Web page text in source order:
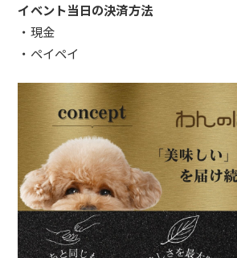
イベント当日の決済方法
・現金
・ペイペイ